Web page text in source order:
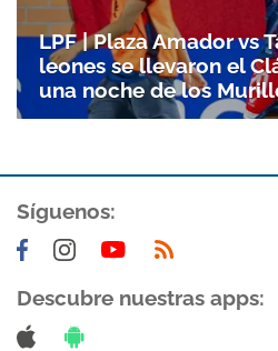
Gracias por suscribirte
LPF | Plaza Amador vs
leones se llevaron el
una noche de los
Síguenos:
Descubre nuestras apps: